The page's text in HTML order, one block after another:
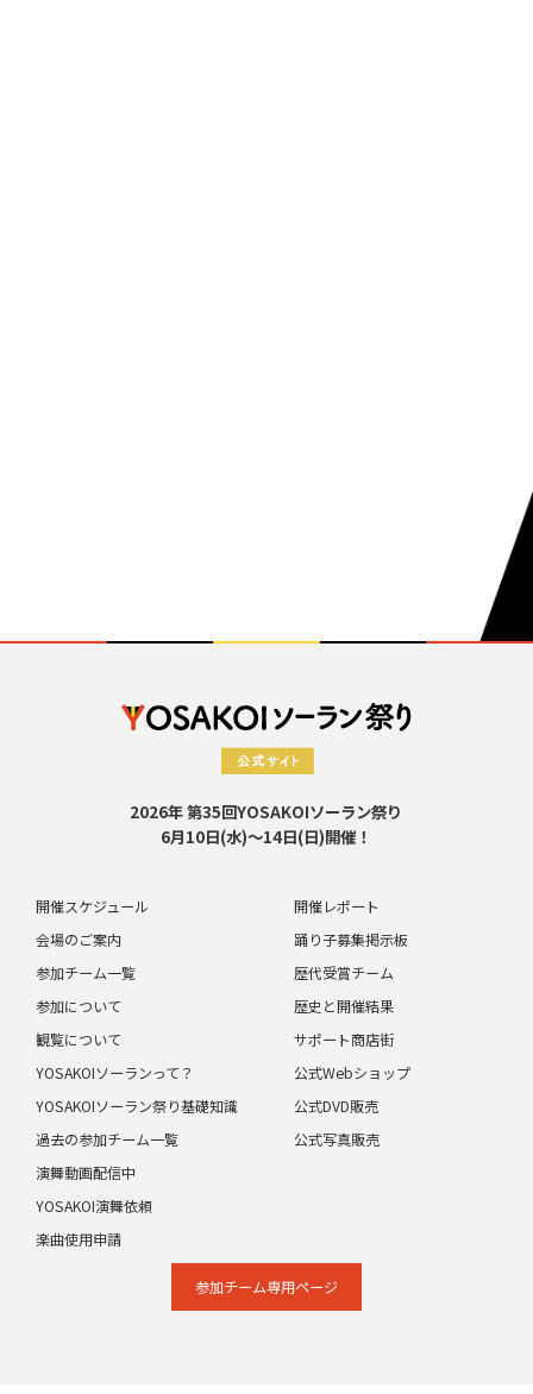
2026年 第35回YOSAKOIソーラン祭り
6月10日(水)～14日(日)開催！
開催スケジュール
会場のご案内
参加チーム一覧
参加について
観覧について
開催レポート
踊り子募集掲示板
歴代受賞チーム
歴史と開催結果
サポート商店街
YOSAKOIソーランって？
YOSAKOIソーラン祭り基礎知識
過去の参加チーム一覧
演舞動画配信中
公式Webショップ
公式DVD販売
公式写真販売
YOSAKOI演舞依頼
楽曲使用申請
参加チーム専⽤ページ